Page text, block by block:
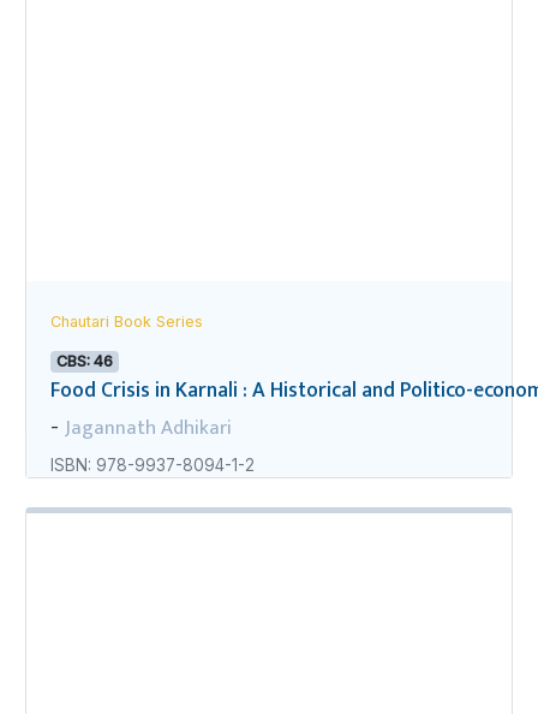
Chautari Book Series
CBS: 46
Food Crisis in Karnali : A Historical and Politico-
- Jagannath Adhikari
ISBN: 978-9937-8094-1-2